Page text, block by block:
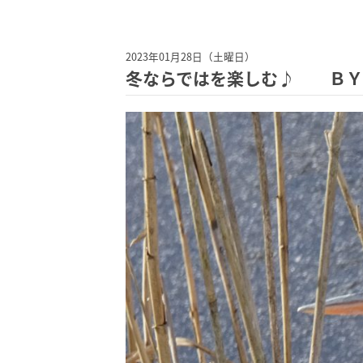
2023年01月28日（土曜日）
冬ならではを楽しむ♪ Ｂ